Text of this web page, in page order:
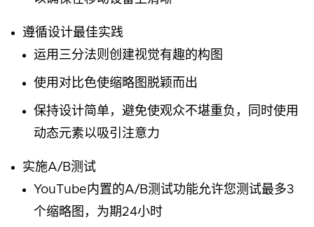
遵循设计最佳实践
运用三分法则创建视觉有趣的构图
使用对比色使缩略图脱颖而出
保持设计简单，避免使观众不堪重负，同时使用
动态元素以吸引注意力
实施A/B测试
YouTube内置的A/B测试功能允许您测试最多3
个缩略图，为期24小时